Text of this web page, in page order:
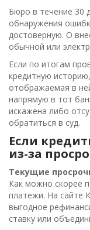
Бюро в течение 30
обнаружения
достоверную. О
обычной или
Если по итогам
кредитную
отображаемая в
напрямую в тот
искажена либо
обратиться в суд.
Если
из-за
Текущие
Как можно скорее
платежи. На сайте
выгодное
ставку или